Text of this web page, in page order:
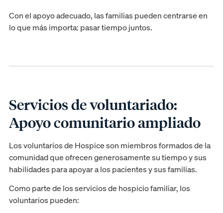
Con el apoyo adecuado, las familias pueden centrarse en
lo que más importa: pasar tiempo juntos.
Servicios de voluntariado:
Apoyo comunitario ampliado
Los voluntarios de Hospice son miembros formados de la
comunidad que ofrecen generosamente su tiempo y sus
habilidades para apoyar a los pacientes y sus familias.
Como parte de los servicios de hospicio familiar, los
voluntarios pueden: